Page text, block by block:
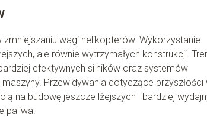
wagi helikopterów. Wykorzystanie
ale równie wytrzymałych konstrukcji.
efektywnych silników oraz systemów
Przewidywania dotyczące przyszłości
na budowę jeszcze lżejszych i bardziej
paliwa.